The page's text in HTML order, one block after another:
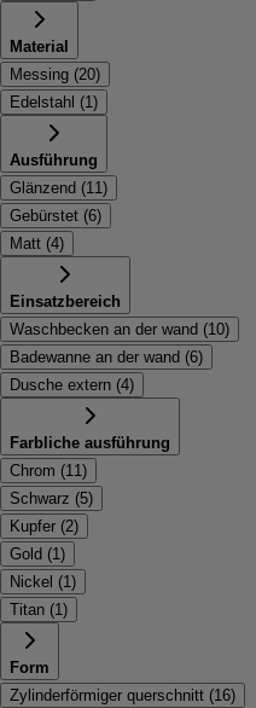
Material
Messing (20)
Edelstahl (1)
Ausführung
Glänzend (11)
Gebürstet (6)
Matt (4)
Einsatzbereich
Waschbecken an der wand (10)
Badewanne an der wand (6)
Dusche extern (4)
Farbliche ausführung
Chrom (11)
Schwarz (5)
Kupfer (2)
Gold (1)
Nickel (1)
Titan (1)
Form
Zylinderförmiger querschnitt (16)